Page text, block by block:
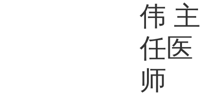
久
伟 主
任医
师